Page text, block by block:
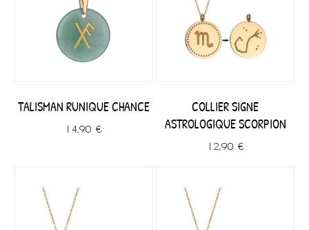
TALISMAN RUNIQUE CHANCE
14,90 €
COLLIER SIGNE
ASTROLOGIQUE SCORPION
12,90 €